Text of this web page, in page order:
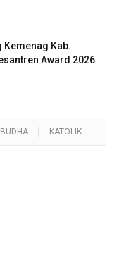
Kemenag Kab.
Award 2026
KATOLIK